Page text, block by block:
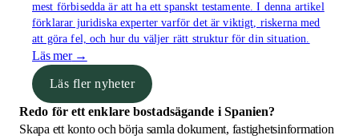
mest förbisedda är att ha ett spanskt testamente. I denna artikel
förklarar juridiska experter varför det är viktigt, riskerna med
att göra fel, och hur du väljer rätt struktur för din situation.
Läs mer→
Läs fler nyheter
Redo för ett enklare bostadsägande i Spanien?
Skapa ett konto och börja samla dokument, fastighetsinformation